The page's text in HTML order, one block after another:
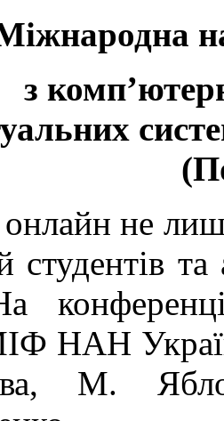
з
онлайн не
студентів
НАН
М.